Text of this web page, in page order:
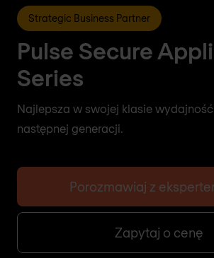
Strategic Business Partner
Pulse Secure
Series
Najlepsza w swojej klasie
następnej generacji.
Porozmawiaj z
Zapytaj o cenę